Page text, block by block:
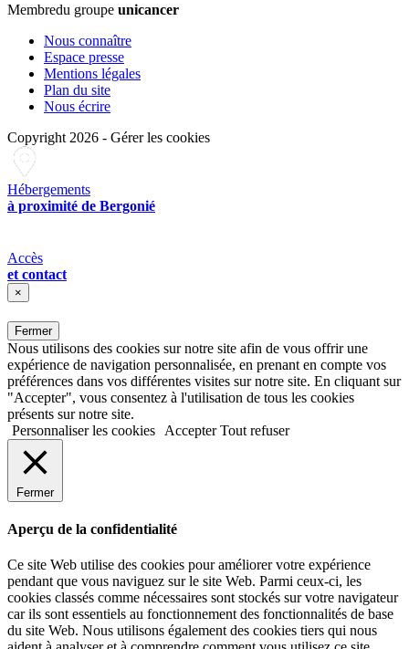
Membredu groupe unicancer
Nous connaître
Espace presse
Mentions légales
Plan du site
Nous écrire
Copyright 2026 - Gérer les cookies
Hébergements
à proximité de Bergonié
Accès
et contact
×
Fermer
Nous utilisons des cookies sur notre site afin de vous offrir une
expérience de navigation personnalisée, en prenant en compte vos
préférences dans vos différentes visites sur notre site. En cliquant sur
"Accepter", vous consentez à l'utilisation de tous les cookies
présents sur notre site.
Personnaliser les cookies
Accepter Tout refuser
Fermer
Aperçu de la confidentialité
Ce site Web utilise des cookies pour améliorer votre expérience
pendant que vous naviguez sur le site Web. Parmi ceux-ci, les
cookies classés comme nécessaires sont stockés sur votre navigateur
car ils sont essentiels au fonctionnement des fonctionnalités de base
du site Web. Nous utilisons également des cookies tiers qui nous